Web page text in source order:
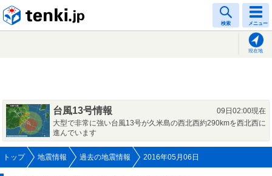
検索 メニュー
現在地
台風13号情報
09日02:00現在
大型で非常に強い台風13号が久米島の西北西約290kmを西北西に
進んでいます
トップ 地震情報 過去の地震情報 2016年05月06日